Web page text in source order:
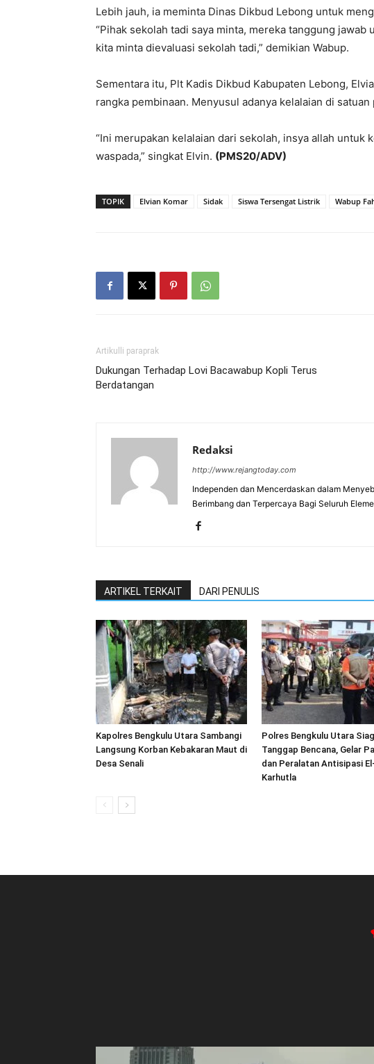
Lebih jauh, ia meminta Dinas Dikbud Lebong untuk
“Pihak sekolah tadi saya minta, mereka tanggung
kita minta dievaluasi sekolah tadi,” demikian Wabup.
Sementara itu, Plt Kadis Dikbud Kabupaten Lebong,
rangka pembinaan. Menyusul adanya kelalaian di
“Ini merupakan kelalaian dari sekolah, insya allah untuk
waspada,” singkat Elvin. (PMS20/ADV)
TOPIK Elvian Komar Sidak Siswa Tersengat Listrik Wabup
Artikulli paraprak
Dukungan Terhadap Lovi Bacawabup Kopli Terus
Berdatangan
Redaksi
http://www.rejangtoday.com
Independen dan Mencerdaskan dalam
Berimbang dan Terpercaya Bagi Seluruh
ARTIKEL TERKAIT DARI PENULIS
Kapolres Bengkulu Utara Sambangi
Langsung Korban Kebakaran Maut di
Desa Senali
Polres Bengkulu Utara
Tanggap Bencana, Gelar
dan Peralatan Antisipasi
Karhutla